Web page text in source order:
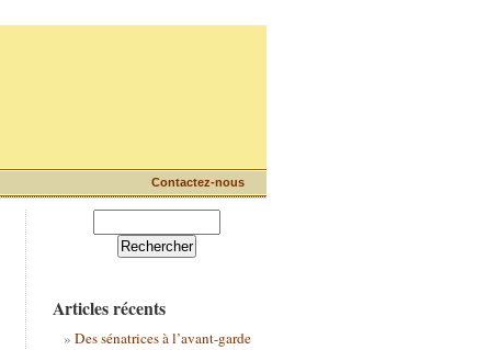
Contactez-nous
Articles récents
Des sénatrices à l’avant-garde